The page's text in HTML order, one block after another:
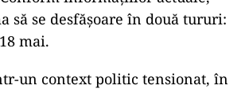
să se desfășoare în două tururi:
mai.
un context politic tensionat, în